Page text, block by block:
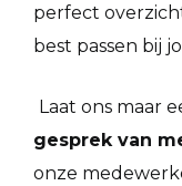
perfect
best passen bij
Laat ons maar
gesprek van
onze